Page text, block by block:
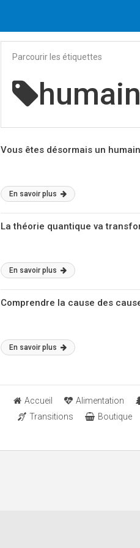
Parcourir les étiquettes
humain
Vous êtes désormais un
En savoir plus
La théorie quantique va
En savoir plus
Comprendre la cause des
En savoir plus
Accueil Alimentation
Transitions
Boutique